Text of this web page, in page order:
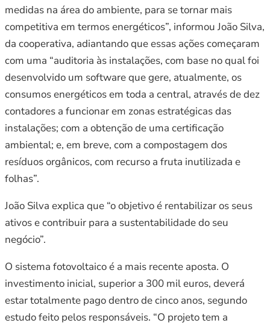
medidas na área do ambiente, para se tornar mais
competitiva em termos energéticos”, informou João Silva,
da cooperativa, adiantando que essas ações começaram
com uma “auditoria às instalações, com base no qual foi
desenvolvido um software que gere, atualmente, os
consumos energéticos em toda a central, através de dez
contadores a funcionar em zonas estratégicas das
instalações; com a obtenção de uma certificação
ambiental; e, em breve, com a compostagem dos
resíduos orgânicos, com recurso a fruta inutilizada e
folhas”.
João Silva explica que “o objetivo é rentabilizar os seus
ativos e contribuir para a sustentabilidade do seu
negócio”.
O sistema fotovoltaico é a mais recente aposta. O
investimento inicial, superior a 300 mil euros, deverá
estar totalmente pago dentro de cinco anos, segundo
estudo feito pelos responsáveis. “O projeto tem a